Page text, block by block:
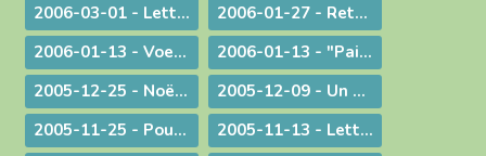
2006-03-01 - Lettre aux prêtres et aux diacres
2006-01-27 - Retour aux origines
2006-01-13 - Voeux... pour aujourd'hui
2006-01-13 - "Paix sur la terre !"
2005-12-25 - Noël : la nouveauté chrétienne
2005-12-09 - Un modèle de persévérance dans l'élaboration d'une loi
2005-11-25 - Pour une laïcité constructive
2005-11-13 - Lettre aux prêtres et aux diacres